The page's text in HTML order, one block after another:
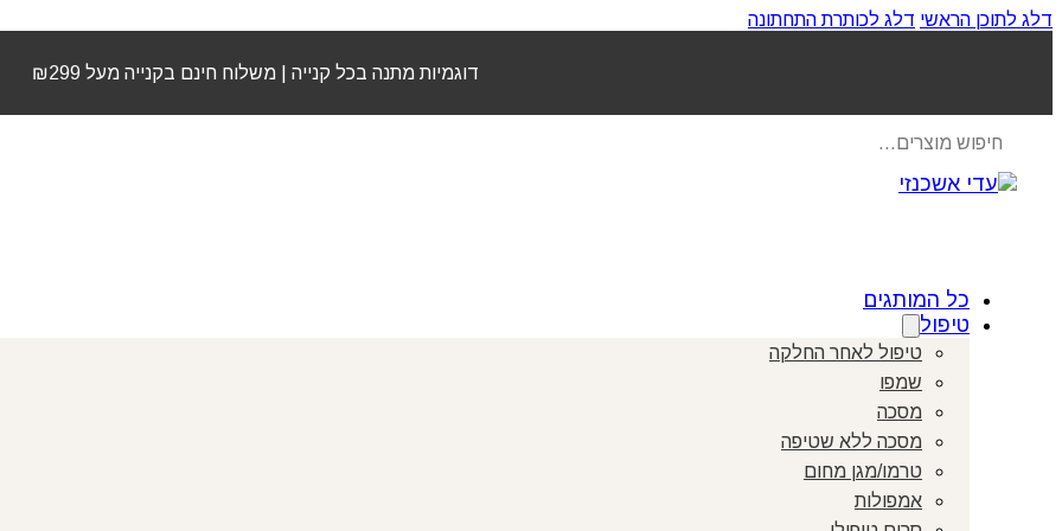
דלג לתוכן הראשי דלג לכותרת התחתונה
דוגמיות מתנה בכל קנייה | משלוח חינם בקנייה מעל ₪299
search
כל המותגים
טיפול
טיפול לאחר החלקה
שמפו
מסכה
מסכה ללא שטיפה
טרמו/מגן מחום
אמפולות